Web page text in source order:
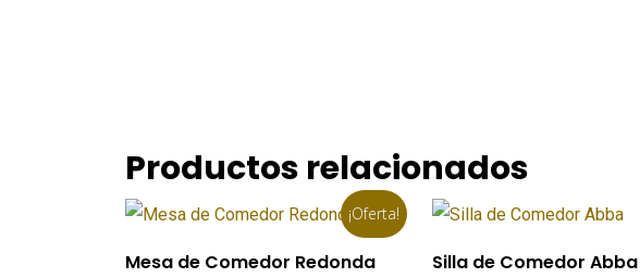
Productos relacionados
¡Oferta!
Añadir Al Carrito
Mesa de Comedor Redonda
Añadir Al Carrito
Silla de Comedor Abba